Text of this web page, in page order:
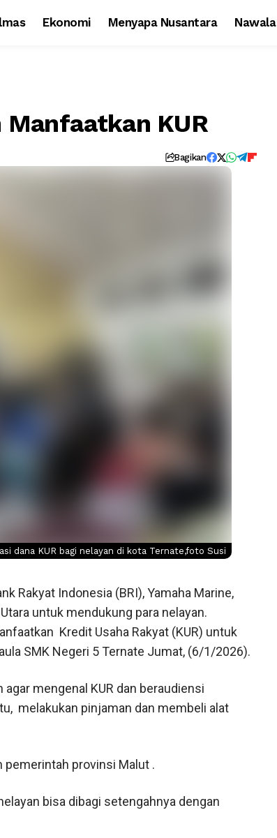
Ekonomi Menyapa Nusantara Nawala
Manfaatkan KUR
Bagikan
dana KUR bagi nelayan di kota Ternate,foto Susi
Rakyat Indonesia (BRI), Yamaha Marine,
untuk mendukung para nelayan.
Kredit Usaha Rakyat (KUR) untuk
SMK Negeri 5 Ternate Jumat, (6/1/2026).
mengenal KUR dan beraudiensi
melakukan pinjaman dan membeli alat
provinsi Malut .
bisa dibagi setengahnya dengan